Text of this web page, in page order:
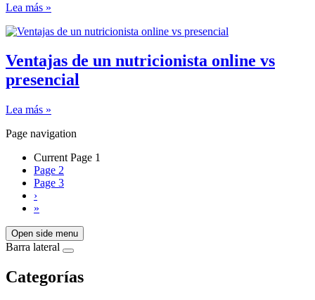
Lea más »
Ventajas de un nutricionista online vs
presencial
Lea más »
Page navigation
Current Page 1
Page 2
Page 3
›
»
Open side menu
Barra lateral
Categorías